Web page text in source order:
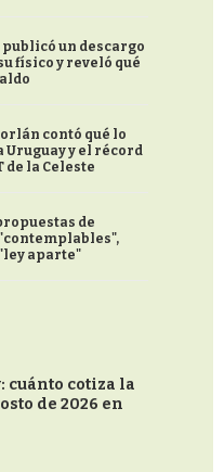
un descargo
físico y reveló qué
contó qué lo
y el récord
de la Celeste
de
aparte"
cuánto cotiza la
de 2026 en